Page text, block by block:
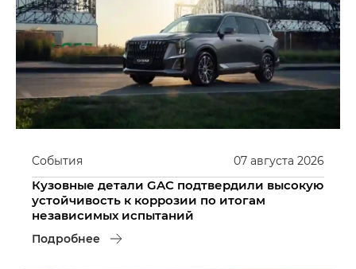
07 августа 2026
События
Кузовные детали GAC подтвердили высокую
устойчивость к коррозии по итогам
независимых испытаний
Подробнее